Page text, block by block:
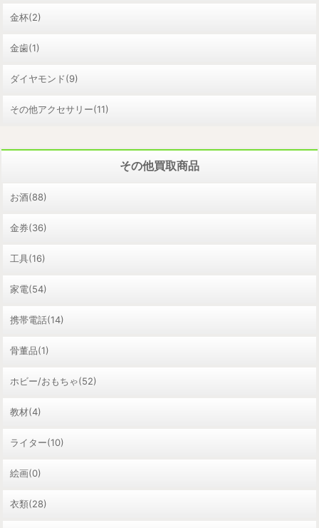
金杯(2)
金歯(1)
ダイヤモンド(9)
その他アクセサリー(11)
その他買取商品
お酒(88)
金券(36)
工具(16)
家電(54)
携帯電話(14)
骨董品(1)
ホビー/おもちゃ(52)
教材(4)
ライター(10)
絵画(0)
衣類(28)